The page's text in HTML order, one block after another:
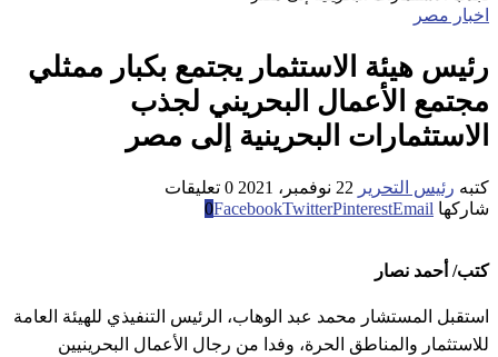
اخبار مصر
رئيس هيئة الاستثمار يجتمع بكبار ممثلي
مجتمع الأعمال البحريني لجذب
الاستثمارات البحرينية إلى مصر
كتبه رئيس التحرير 22 نوفمبر، 2021
0 تعليقات
شاركها
0FacebookTwitterPinterestEmail
كتب/ أحمد نصار
استقبل المستشار محمد عبد الوهاب، الرئيس التنفيذي للهيئة العامة
للاستثمار والمناطق الحرة، وفدا من رجال الأعمال البحرينيين